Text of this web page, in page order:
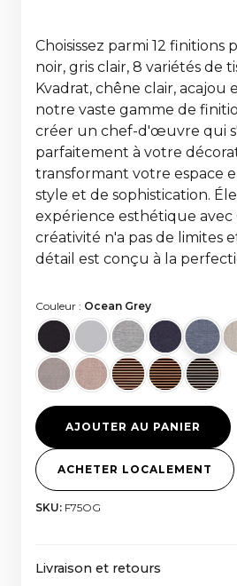
Choisissez parmi 12 finitions
noir, gris clair, 8 variétés de
Kvadrat, chêne clair, acajou
notre vaste gamme de
créer un chef-d'œuvre qui
parfaitement à votre
transformant votre espace
style et de sophistication.
expérience esthétique avec
créativité n'a pas de limites
détail est conçu à la
Couleur : Ocean Grey
AJOUTER AU PANIER
ACHETER LOCALEMENT
SKU: F75OG
Livraison et retours